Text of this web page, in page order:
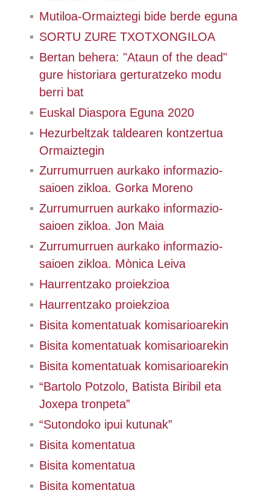
Mutiloa-Ormaiztegi bide berde eguna
SORTU ZURE TXOTXONGILOA
Bertan behera: "Ataun of the dead"
gure historiara gerturatzeko modu
berri bat
Euskal Diaspora Eguna 2020
Hezurbeltzak taldearen kontzertua
Ormaiztegin
Zurrumurruen aurkako informazio-
saioen zikloa. Gorka Moreno
Zurrumurruen aurkako informazio-
saioen zikloa. Jon Maia
Zurrumurruen aurkako informazio-
saioen zikloa. Mònica Leiva
Haurrentzako proiekzioa
Haurrentzako proiekzioa
Bisita komentatuak komisarioarekin
Bisita komentatuak komisarioarekin
Bisita komentatuak komisarioarekin
“Bartolo Potzolo, Batista Biribil eta
Joxepa tronpeta”
“Sutondoko ipui kutunak”
Bisita komentatua
Bisita komentatua
Bisita komentatua